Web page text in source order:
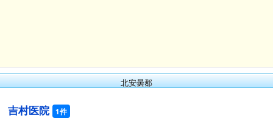
北安曇郡
吉村医院 1件